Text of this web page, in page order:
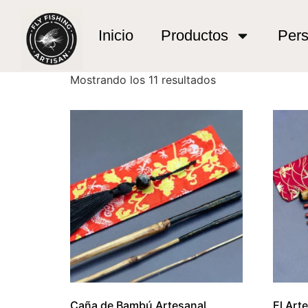
Inicio Productos
regalos
Mostrando los 11 resultados
Caña de Bambú Artesanal
El